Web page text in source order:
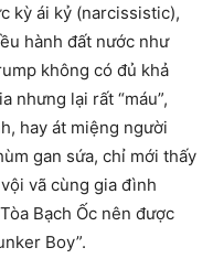
kỳ ái kỷ (narcissistic),
hành đất nước như
không có đủ khả
nhưng lại rất “máu”,
hay át miệng người
gan sứa, chỉ mới thấy
vã cùng gia đình
Bạch Ốc nên được
Boy”.